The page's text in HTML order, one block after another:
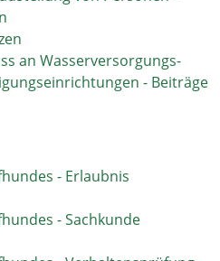
an Wasserversorgungs-
- Beiträge
- Erlaubnis
- Sachkunde